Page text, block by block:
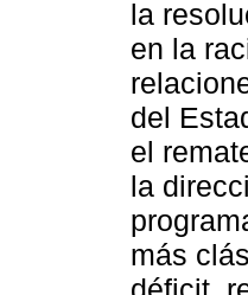
la
en la
del
el
la
más